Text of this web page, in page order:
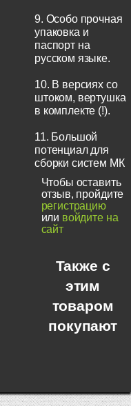
9. Особо прочная
упаковка и
паспорт на
русском языке.
10. В версиях со
штоком, вертушка
в комплекте (!).
11. Большой
потенциал для
сборки систем МК
Чтобы оставить
отзыв, пройдите
регистрацию
или войдите на
сайт
Также с
этим
товаром
покупают